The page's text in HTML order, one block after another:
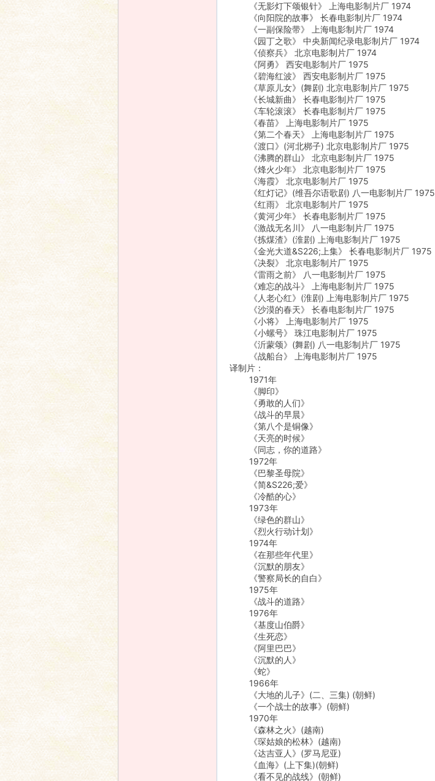
《无影灯下颂银针》 上海电影制片厂 1974
《向阳院的故事》 长春电影制片厂 1974
《一副保险带》 上海电影制片厂 1974
《园丁之歌》 中央新闻纪录电影制片厂 1974
《侦察兵》 北京电影制片厂 1974
《阿勇》 西安电影制片厂 1975
《碧海红波》 西安电影制片厂 1975
《草原儿女》(舞剧) 北京电影制片厂 1975
《长城新曲》 长春电影制片厂 1975
《车轮滚滚》 长春电影制片厂 1975
《春苗》 上海电影制片厂 1975
《第二个春天》 上海电影制片厂 1975
《渡口》(河北梆子) 北京电影制片厂 1975
《沸腾的群山》 北京电影制片厂 1975
《烽火少年》 北京电影制片厂 1975
《海霞》 北京电影制片厂 1975
《红灯记》(维吾尔语歌剧) 八一电影制片厂 1975
《红雨》 北京电影制片厂 1975
《黄河少年》 长春电影制片厂 1975
《激战无名川》 八一电影制片厂 1975
《拣煤渣》(淮剧) 上海电影制片厂 1975
《金光大道&S226;上集》 长春电影制片厂 1975
《决裂》 北京电影制片厂 1975
《雷雨之前》 八一电影制片厂 1975
《难忘的战斗》 上海电影制片厂 1975
《人老心红》(淮剧) 上海电影制片厂 1975
《沙漠的春天》 长春电影制片厂 1975
《小将》 上海电影制片厂 1975
《小螺号》 珠江电影制片厂 1975
《沂蒙颂》(舞剧) 八一电影制片厂 1975
《战船台》 上海电影制片厂 1975
译制片：
1971年
《脚印》
《勇敢的人们》
《战斗的早晨》
《第八个是铜像》
《天亮的时候》
《同志，你的道路》
1972年
《巴黎圣母院》
《简&S226;爱》
《冷酷的心》
1973年
《绿色的群山》
《烈火行动计划》
1974年
《在那些年代里》
《沉默的朋友》
《警察局长的自白》
1975年
《战斗的道路》
1976年
《基度山伯爵》
《生死恋》
《阿里巴巴》
《沉默的人》
《蛇》
1966年
《大地的儿子》(二、三集) (朝鲜)
《一个战士的故事》(朝鲜)
1970年
《森林之火》(越南)
《琛姑娘的松林》(越南)
《达吉亚人》(罗马尼亚)
《血海》(上下集)(朝鲜)
《看不见的战线》(朝鲜)